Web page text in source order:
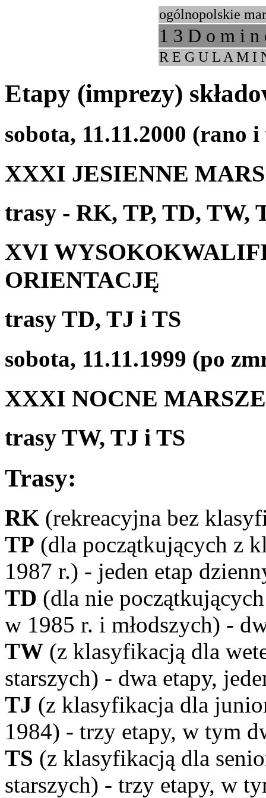
ogólnopolskie
1 3 D o m i n
R E G U L A M I
Etapy (imprezy)
sobota, 11.11.2000 (rano
XXXI JESIENNE
trasy - RK, TP, TD, TW,
XVI
ORIENTACJĘ
trasy TD, TJ i TS
sobota, 11.11.1999 (po
XXXI NOCNE
trasy TW, TJ i TS
Trasy:
RK (rekreacyjna bez
TP (dla początkujących z
1987 r.) - jeden etap
TD (dla nie
w 1985 r. i młodszych) -
TW (z klasyfikacją dla
starszych) - dwa etapy,
TJ (z klasyfikacja dla
1984) - trzy etapy, w tym
TS (z klasyfikacją dla
starszych) - trzy etapy, w